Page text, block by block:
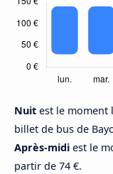
Nuit est le moment
billet de bus de
Après-midi est le
partir de 74 €.